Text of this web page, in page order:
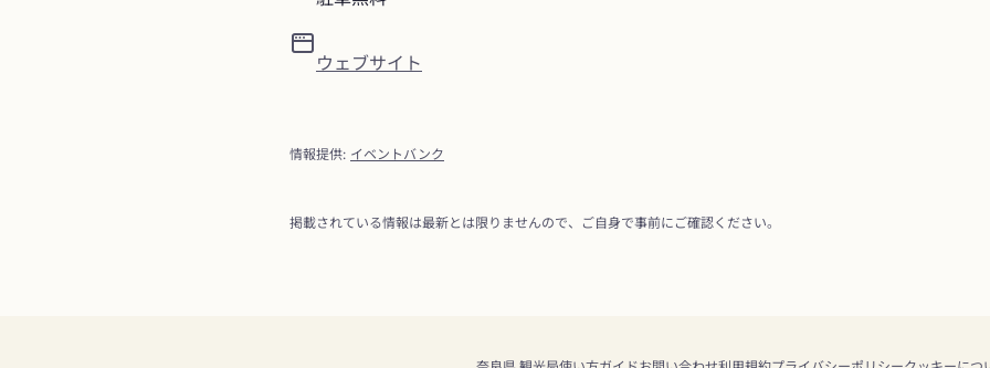
ウェブサイト
情報提供: イベントバンク
掲載されている情報は最新とは限りませんので、ご自身で事前にご確認ください。